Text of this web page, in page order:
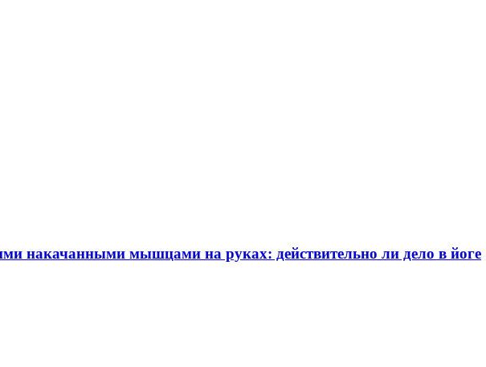
накачанными мышцами на руках: действительно ли дело в йоге